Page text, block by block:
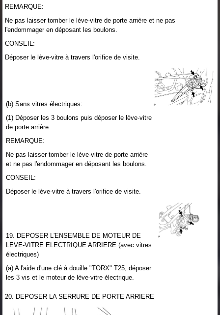
REMARQUE:
Ne pas laisser tomber le lève-vitre de porte arrière et ne pas
l'endommager en déposant les boulons.
CONSEIL:
Déposer le lève-vitre à travers l'orifice de visite.
(b) Sans vitres électriques:
(1) Déposer les 3 boulons puis déposer le lève-vitre
de porte arrière.
REMARQUE:
Ne pas laisser tomber le lève-vitre de porte arrière
et ne pas l'endommager en déposant les boulons.
CONSEIL:
Déposer le lève-vitre à travers l'orifice de visite.
19. DEPOSER L'ENSEMBLE DE MOTEUR DE
LEVE-VITRE ELECTRIQUE ARRIERE (avec vitres
électriques)
(a) A l'aide d'une clé à douille "TORX" T25, déposer
les 3 vis et le moteur de lève-vitre électrique.
20. DEPOSER LA SERRURE DE PORTE ARRIERE